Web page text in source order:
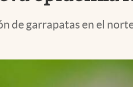
de garrapatas en el